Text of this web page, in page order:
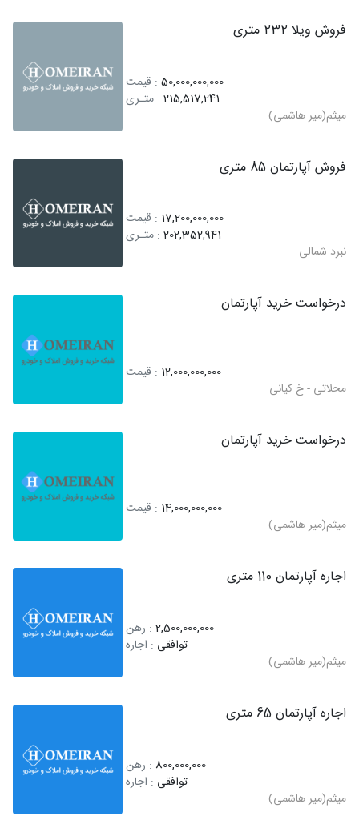
فروش ویلا 232 متری
50,000,000,000 : قیمت
215,517,241 : متـری
میثم(میر هاشمی)
فروش آپارتمان 85 متری
17,200,000,000 : قیمت
202,352,941 : متـری
نبرد شمالی
درخواست خرید آپارتمان
12,000,000,000 : قیمت
محلاتی - خ کیانی
درخواست خرید آپارتمان
14,000,000,000 : قیمت
میثم(میر هاشمی)
اجاره آپارتمان 110 متری
2,500,000,000 : رهن
توافقی : اجاره
میثم(میر هاشمی)
اجاره آپارتمان 65 متری
800,000,000 : رهن
توافقی : اجاره
میثم(میر هاشمی)